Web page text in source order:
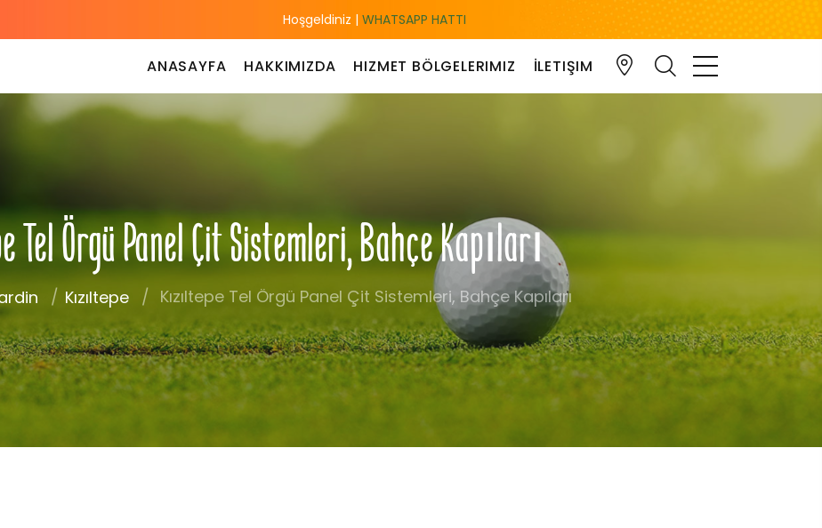
Hoşgeldiniz | WHATSAPP HATTI
ANASAYFA HAKKIMIZDA HIZMET BÖLGELERIMIZ İLETIŞIM
Tel Örgü Panel Çit Sistemleri, Bahçe Kapıları
Kızıltepe Kızıltepe Tel Örgü Panel Çit Sistemleri, Bahçe Kapıları